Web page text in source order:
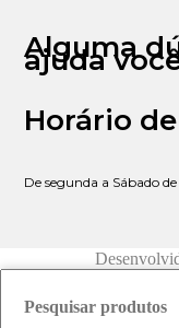
Alguma
ajuda
Horário
De segunda a Sábado